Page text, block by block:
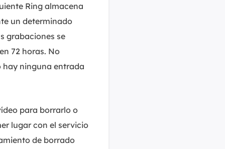
Ring almacena
un determinado
grabaciones se
72 horas. No
hay ninguna entrada
para borrarlo o
lugar con el servicio
de borrado